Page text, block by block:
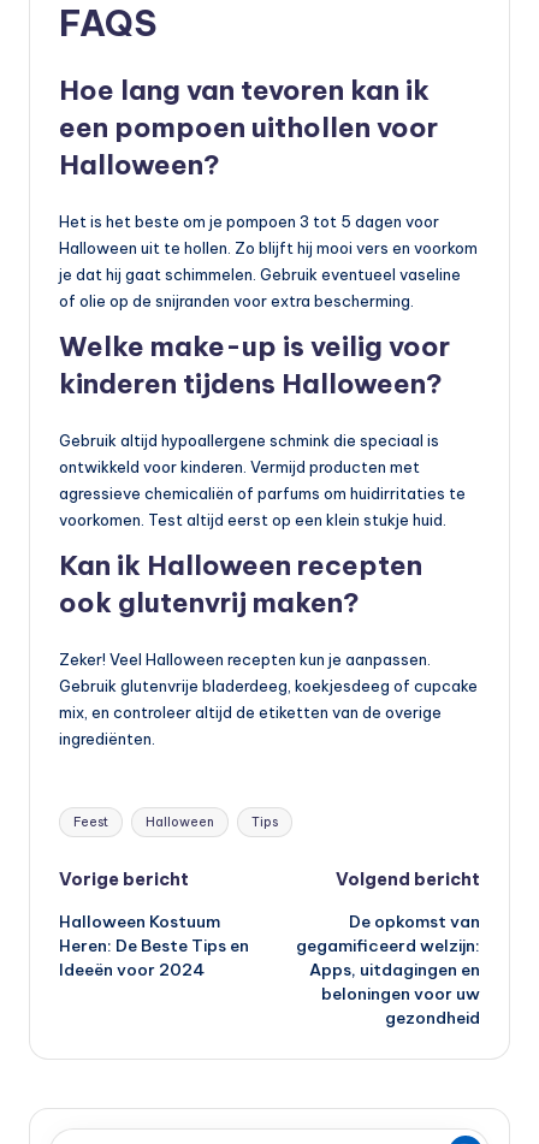
FAQS
Hoe lang van tevoren kan ik
een pompoen uithollen voor
Halloween?
Het is het beste om je pompoen 3 tot 5 dagen voor
Halloween uit te hollen. Zo blijft hij mooi vers en voorkom
je dat hij gaat schimmelen. Gebruik eventueel vaseline
of olie op de snijranden voor extra bescherming.
Welke make-up is veilig voor
kinderen tijdens Halloween?
Gebruik altijd hypoallergene schmink die speciaal is
ontwikkeld voor kinderen. Vermijd producten met
agressieve chemicaliën of parfums om huidirritaties te
voorkomen. Test altijd eerst op een klein stukje huid.
Kan ik Halloween recepten
ook glutenvrij maken?
Zeker! Veel Halloween recepten kun je aanpassen.
Gebruik glutenvrije bladerdeeg, koekjesdeeg of cupcake
mix, en controleer altijd de etiketten van de overige
ingrediënten.
Tags:
Feest Halloween Tips
Bericht
navigatie
Vorige bericht
Halloween Kostuum
Heren: De Beste Tips en
Ideeën voor 2024
Volgend bericht
De opkomst van
gegamificeerd welzijn:
Apps, uitdagingen en
beloningen voor uw
gezondheid